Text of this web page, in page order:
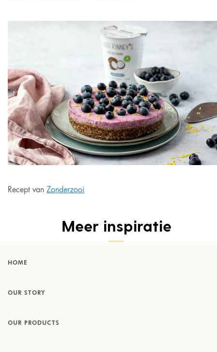
Recept van Zonderzooi
Meer inspiratie
HOME
OUR STORY
OUR PRODUCTS